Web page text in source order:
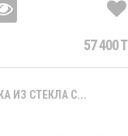
57 400 T
ИЗ СТЕКЛА С...